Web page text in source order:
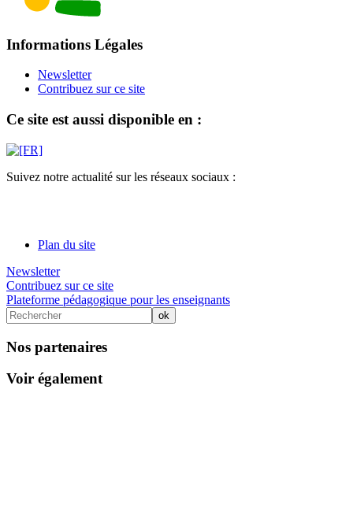
Informations Légales
Newsletter
Contribuez sur ce site
Ce site est aussi disponible en :
Suivez notre actualité sur les réseaux sociaux :
Plan du site
Newsletter
Contribuez sur ce site
Plateforme pédagogique pour les enseignants
Nos partenaires
Voir également